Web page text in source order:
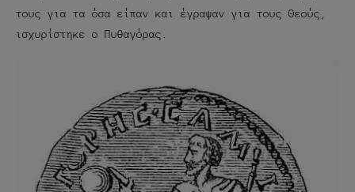
τους για τα όσα είπαν και έγραψαν για τους Θεούς,
ισχυρίστηκε ο Πυθαγόρας.